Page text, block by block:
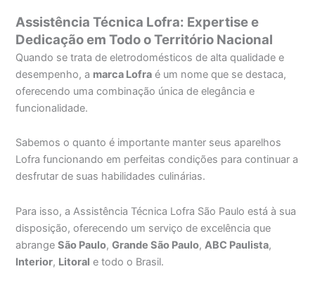
Assistência Técnica Lofra: Expertise e
Dedicação em Todo o Território Nacional
Quando se trata de eletrodomésticos de alta qualidade e
desempenho, a marca Lofra é um nome que se destaca,
oferecendo uma combinação única de elegância e
funcionalidade.
Sabemos o quanto é importante manter seus aparelhos
Lofra funcionando em perfeitas condições para continuar a
desfrutar de suas habilidades culinárias.
Para isso, a Assistência Técnica Lofra São Paulo está à sua
disposição, oferecendo um serviço de excelência que
abrangeSão Paulo,Grande São Paulo,ABC Paulista,
Interior, Litoral e todo o Brasil.